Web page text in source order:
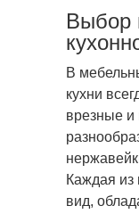
Выбор
В
кухни
врезные и
Каждая из
вид,